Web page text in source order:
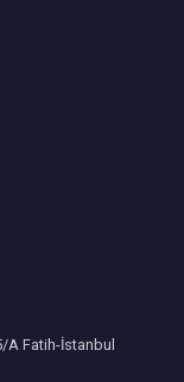
A Fatih-İstanbul